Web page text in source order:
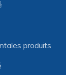
produits